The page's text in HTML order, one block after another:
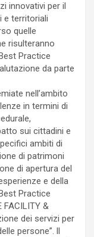
innovativi per il
e territoriali
quelle
risulteranno
Practice
da parte
nell’ambito
in termini di
sui cittadini e
ambiti di
di patrimoni
di apertura del
e della
Practice
FACILITY &
dei servizi per
persone”. ll